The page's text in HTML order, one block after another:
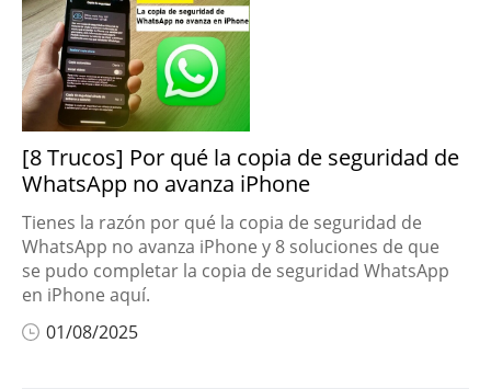
[8 Trucos] Por qué la copia de seguridad de
WhatsApp no avanza iPhone
Tienes la razón por qué la copia de seguridad de
WhatsApp no avanza iPhone y 8 soluciones de que
se pudo completar la copia de seguridad WhatsApp
en iPhone aquí.
01/08/2025